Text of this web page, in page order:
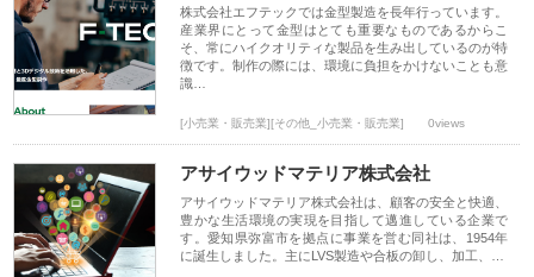
株式会社エフテックでは金型製造を長年行っています。
産業界にとって金型はとても重要なものであるからこ
そ、常にハイクオリティな製品を生み出しているのが特
徴です。制作の際には、環境に負担をかけないことも意
識…
[小売業・販売業][その他_小売業・販売業] 0views
アサイウッドマテリア株式会社
アサイウッドマテリア株式会社は、顧客の安全と快適、
豊かな生活環境の実現を目指して邁進している企業で
す。愛知県弥富市を拠点に事業を営む同社は、1954年
に誕生しました。主にLVS製造や合板の卸し、加工、…